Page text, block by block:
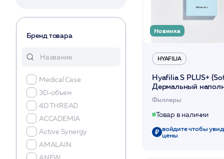
Бренд товара
Medical Case
3D-объем
4D THREAD
ACCADEMIA
Active Synergy
AMALAIN
Новинка
HYAFILIA
Hyafilia S PLUS+
Дермальный
лидокаином 1мл
Филлеры
Товар в наличии
войдите чтобы
цены